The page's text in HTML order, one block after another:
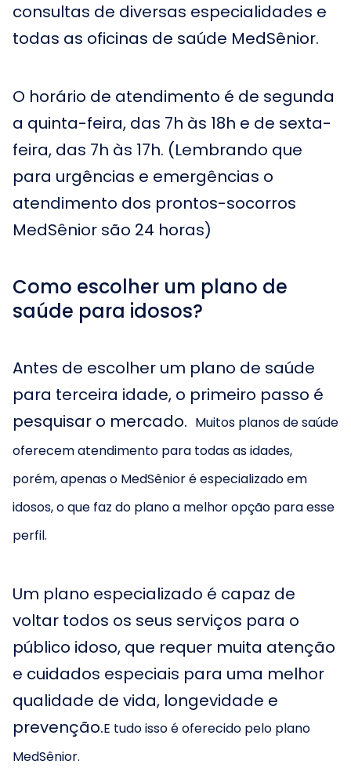
consultas de diversas especialidades e
todas as oficinas de saúde MedSênior.
O horário de atendimento é de segunda
a quinta-feira, das 7h às 18h e de sexta-
feira, das 7h às 17h. (Lembrando que
para urgências e emergências o
atendimento dos prontos-socorros
MedSênior são 24 horas)
Como escolher um plano de
saúde para idosos?
Antes de escolher um plano de saúde
para terceira idade, o primeiro passo é
pesquisar o mercado. Muitos planos de saúde
oferecem atendimento para todas as idades,
porém, apenas o MedSênior é especializado em
idosos, o que faz do plano a melhor opção para esse
perfil.
Um plano especializado é capaz de
voltar todos os seus serviços para o
público idoso, que requer muita atenção
e cuidados especiais para uma melhor
qualidade de vida, longevidade e
prevenção.E tudo isso é oferecido pelo plano
MedSênior.